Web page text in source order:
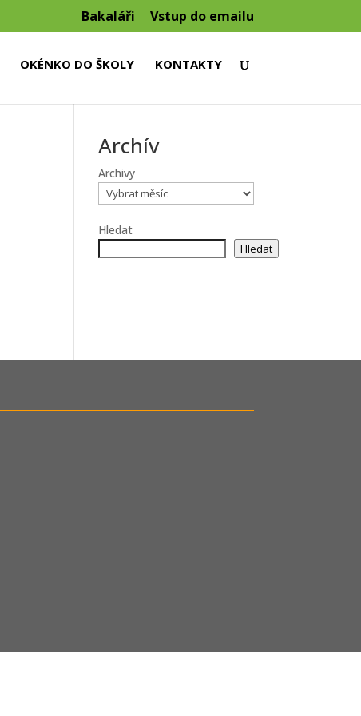
Bakaláři Vstup do emailu
OKÉNKO DO ŠKOLY KONTAKTY
Archív
Archivy
Hledat
Hledat